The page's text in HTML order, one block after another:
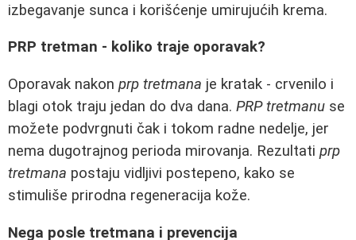
izbegavanje sunca i korišćenje umirujućih krema.
PRP tretman - koliko traje oporavak?
Oporavak nakon prp tretmana je kratak - crvenilo i
blagi otok traju jedan do dva dana. PRP tretmanu se
možete podvrgnuti čak i tokom radne nedelje, jer
nema dugotrajnog perioda mirovanja. Rezultati prp
tretmana postaju vidljivi postepeno, kako se
stimuliše prirodna regeneracija kože.
Nega posle tretmana i prevencija